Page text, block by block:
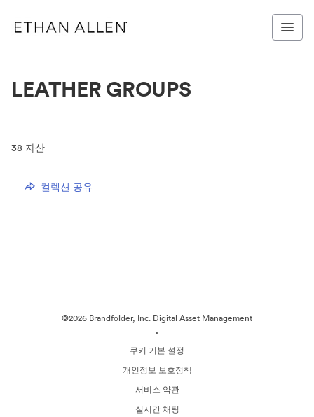
LEATHER GROUPS
38 자산
컬렉션 공유
©2026 Brandfolder, Inc. Digital Asset Management
·
쿠키 기본 설정
개인정보 보호정책
서비스 약관
실시간 채팅